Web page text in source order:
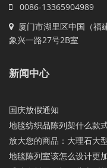
0086-13365904989
厦门市湖里区中国（福
象兴一路27号2B室
新闻中心
国庆放假通知
地毯纺织品陈列架什么款
放大您的商品：大理石大
地毯陈列室该怎么设计更